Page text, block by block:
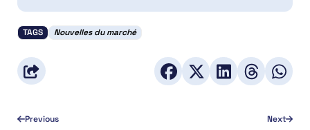
TAGS Nouvelles du marché
Previous Next